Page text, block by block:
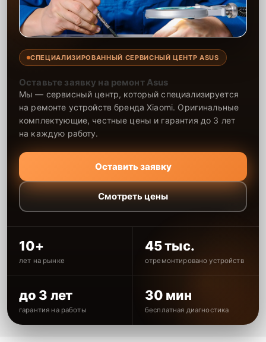
СПЕЦИАЛИЗИРОВАННЫЙ СЕРВИСНЫЙ ЦЕНТР ASUS
Оставьте заявку на ремонт Asus
Мы — сервисный центр, который специализируется
на ремонте устройств бренда Xiaomi. Оригинальные
комплектующие, честные цены и гарантия до 3 лет
на каждую работу.
Оставить заявку
Смотреть цены
10+
лет на рынке
45 тыс.
отремонтировано устройств
до 3 лет
гарантия на работы
30 мин
бесплатная диагностика